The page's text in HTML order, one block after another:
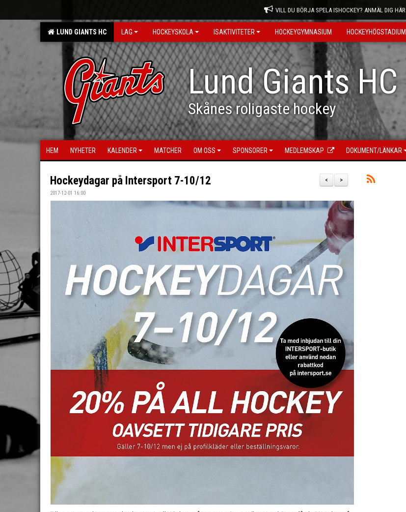
VILL DU BÖRJA SPELA ISHOCKEY? ANMÄL DIG HÄR
LUND GIANTS HC LAG HOCKEYSKOLA ISAKTIVITETER HOCKEYGYMNASIUM HOCKEYHÖGSTADIUM
Lund Giants HC
Skånes roligaste hockey
HEM NYHETER KALENDER MATCHER OM OSS SPONSORER MEDLEMSKAP DOKUMENT/LÄNKAR
>
<
Hockeydagar på Intersport 7-10/12
2017-12-01 16:00